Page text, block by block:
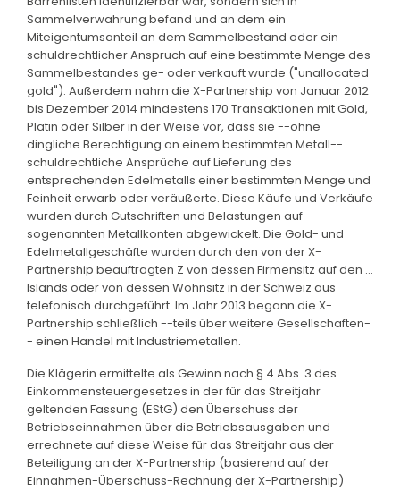
Sammelverwahrung befand und an dem ein
Miteigentumsanteil an dem Sammelbestand oder ein
schuldrechtlicher Anspruch auf eine bestimmte Menge des
Sammelbestandes ge- oder verkauft wurde ("unallocated
gold"). Außerdem nahm die X-Partnership von Januar 2012
bis Dezember 2014 mindestens 170 Transaktionen mit Gold,
Platin oder Silber in der Weise vor, dass sie --ohne
dingliche Berechtigung an einem bestimmten Metall--
schuldrechtliche Ansprüche auf Lieferung des
entsprechenden Edelmetalls einer bestimmten Menge und
Feinheit erwarb oder veräußerte. Diese Käufe und Verkäufe
wurden durch Gutschriften und Belastungen auf
sogenannten Metallkonten abgewickelt. Die Gold- und
Edelmetallgeschäfte wurden durch den von der X-
Partnership beauftragten Z von dessen Firmensitz auf den ...
Islands oder von dessen Wohnsitz in der Schweiz aus
telefonisch durchgeführt. Im Jahr 2013 begann die X-
Partnership schließlich --teils über weitere Gesellschaften-
- einen Handel mit Industriemetallen.
Die Klägerin ermittelte als Gewinn nach § 4 Abs. 3 des
Einkommensteuergesetzes in der für das Streitjahr
geltenden Fassung (EStG) den Überschuss der
Betriebseinnahmen über die Betriebsausgaben und
errechnete auf diese Weise für das Streitjahr aus der
Beteiligung an der X-Partnership (basierend auf der
Einnahmen-Überschuss-Rechnung der X-Partnership)